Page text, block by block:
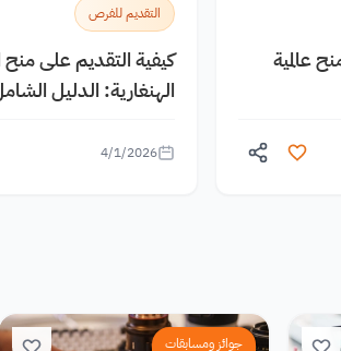
التقديم للفرص
كيفية التقديم على
الهنغارية: الدليل
4/1/2026
جوائز ومسابقات